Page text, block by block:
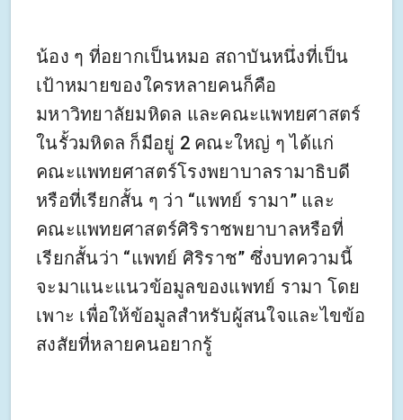
น้อง ๆ ที่อยากเป็นหมอ สถาบันหนึ่งที่เป็น
เป้าหมายของใครหลายคนก็คือ
มหาวิทยาลัยมหิดล และคณะแพทยศาสตร์
ในรั้วมหิดล ก็มีอยู่ 2 คณะใหญ่ ๆ ได้แก่
คณะแพทยศาสตร์โรงพยาบาลรามาธิบดี
หรือที่เรียกสั้น ๆ ว่า “แพทย์ รามา” และ
คณะแพทยศาสตร์ศิริราชพยาบาลหรือที่
เรียกสั้นว่า “แพทย์ ศิริราช” ซึ่งบทความนี้
จะมาแนะแนวข้อมูลของแพทย์ รามา โดย
เพาะ เพื่อให้ข้อมูลสำหรับผู้สนใจและไขข้อ
สงสัยที่หลายคนอยากรู้